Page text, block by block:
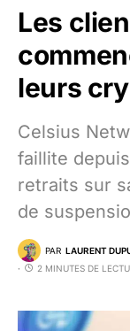
Les
leurs
Celsius
faillite
retraits sur
de
PAR LAURENT
2 MINUTES DE